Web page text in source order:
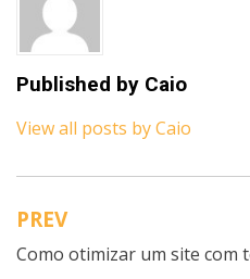
Published by Caio
View all posts by Caio
Navegação
de
PREV
Como otimizar um site com